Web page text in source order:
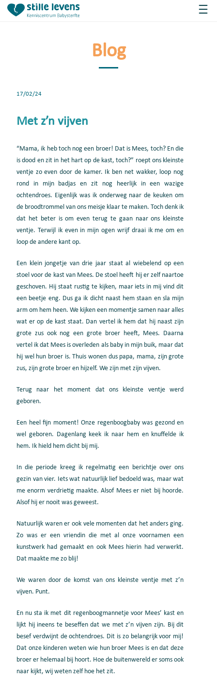
Blog
17/02/24
Met z’n vijven
“Mama, ik heb toch nog een broer! Dat is Mees, toch? En die
is dood en zit in het hart op de kast, toch?” roeptons kleinste
ventje zo even door de kamer. Ik ben net wakker, loop nog
rond in mijn badjas enzit nog heerlijk in een wazige
ochtendroes. Eigenlijk was ik onderweg naar de keuken om
de broodtrommel van ons meisje klaar te maken.Toch denk ik
dat het beter is om even terug te gaan naar ons kleinste
ventje. Terwijl ik even in mijn ogen wrijf draai ik me om en
loop de andere kant op.
Een klein jongetje van drie jaar staat al wiebelend opeen
stoelvoor de kast van Mees. De stoel heeft hij er zelf naartoe
geschoven. Hij staat rustig te kijken, maar iets in mij vind dit
een beetje eng. Dusga ik dicht naast hem staan en sla mijn
arm om hem heen. We kijken een momentje samen naar alles
water op de kaststaat. Dan vertel ik hem dat hij naast zijn
grote zus ook nog een grote broer heeft, Mees. Daarna
vertel ik dat Mees is overleden als baby in mijn buik, maardat
hij wel hun broeris. Thuis wonen dus papa, mama, zijn grote
zus, zijn grote broer en hijzelf. We zijn met zijn vijven.
Terug naar het moment dat ons kleinste ventje werd
geboren.
Een heel fijn moment! Onze regenboogbaby was gezond en
wel geboren. Dagenlang keek ik naar hem en knuffelde ik
hem. Ik hield hem dicht bij mij.
In die periode kreeg ik regelmatig een berichtje over ons
gezin van vier. Iets wat natuurlijk lief bedoeld was, maar wat
me enorm verdrietig maakte.Alsof Mees er niet bij hoorde.
Alsof hij er nooit was geweest.
Natuurlijk waren er ook vele momenten dat het anders ging.
Zo was er een vriendin die met al onze voornamen een
kunstwerk had gemaakt en ook Mees hierin had verwerkt.
Dat maakte me zo blij!
We waren door de komst van ons kleinste ventje met z’n
vijven. Punt.
En nu sta ik met dit regenboogmannetjevoor Mees’ kast en
lijkt hij ineens te beseffen dat we met z’n vijven zijn. Bij dit
besef verdwijnt de ochtendroes. Dit is zo belangrijk voor mij!
Dat onze kinderenweten wie hun broer Mees is en dat deze
broer er helemaal bij hoort. Hoe de buitenwereld er soms ook
naar kijkt, wij weten zelf hoe het zit.